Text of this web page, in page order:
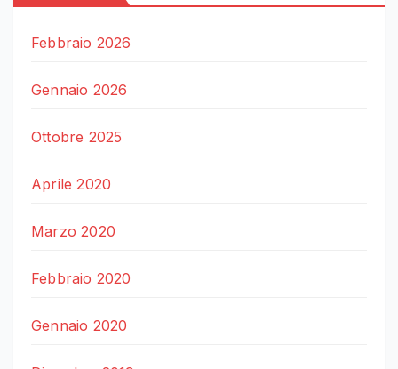
Febbraio 2026
Gennaio 2026
Ottobre 2025
Aprile 2020
Marzo 2020
Febbraio 2020
Gennaio 2020